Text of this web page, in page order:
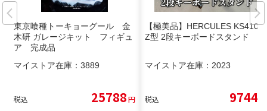
東京喰種トーキョーグール 金
木研 ガレージキット フィギュ
ア 完成品
マイストア在庫： 3889
税込 25788円
【極美品】HERCULES KS410B
Z型 2段キーボードスタンド
マイストア在庫： 2023
税込 9744